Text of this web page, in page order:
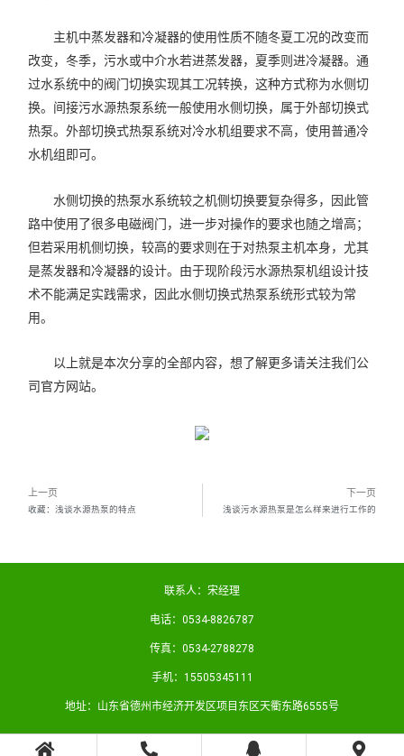
主机中蒸发器和冷凝器的使用性质不随冬夏工况的改变而
改变，冬季，污水或中介水若进蒸发器，夏季则进冷凝器。通
过水系统中的阀门切换实现其工况转换，这种方式称为水侧切
换。间接污水源热泵系统一般使用水侧切换，属于外部切换式
热泵。外部切换式热泵系统对冷水机组要求不高，使用普通冷
水机组即可。
水侧切换的热泵水系统较之机侧切换要复杂得多，因此管
路中使用了很多电磁阀门，进一步对操作的要求也随之增高；
但若采用机侧切换，较高的要求则在于对热泵主机本身，尤其
是蒸发器和冷凝器的设计。由于现阶段污水源热泵机组设计技
术不能满足实践需求，因此水侧切换式热泵系统形式较为常
用。
以上就是本次分享的全部内容，想了解更多请关注我们公
司官方网站。
上一页
收藏：浅谈水源热泵的特点
下一页
浅谈污水源热泵是怎么样来进行工作的
联系人：宋经理
电话：0534-8826787
传真：0534-2788278
手机：15505345111
地址：山东省德州市经济开发区项目东区天衢东路6555号